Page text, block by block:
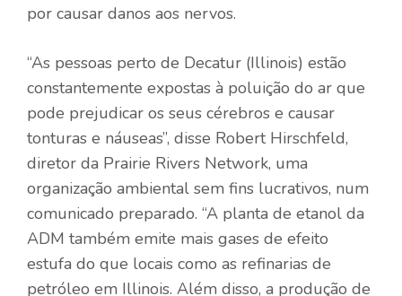
por causar danos aos nervos.
“As pessoas perto de Decatur (Illinois) estão
constantemente expostas à poluição do ar que
pode prejudicar os seus cérebros e causar
tonturas e náuseas”, disse Robert Hirschfeld,
diretor da Prairie Rivers Network, uma
organização ambiental sem fins lucrativos, num
comunicado preparado. “A planta de etanol da
ADM também emite mais gases de efeito
estufa do que locais como as refinarias de
petróleo em Illinois. Além disso, a produção de